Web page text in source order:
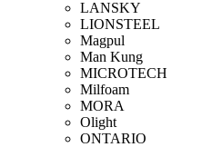
LANSKY
LIONSTEEL
Magpul
Man Kung
MICROTECH
Milfoam
MORA
Olight
ONTARIO